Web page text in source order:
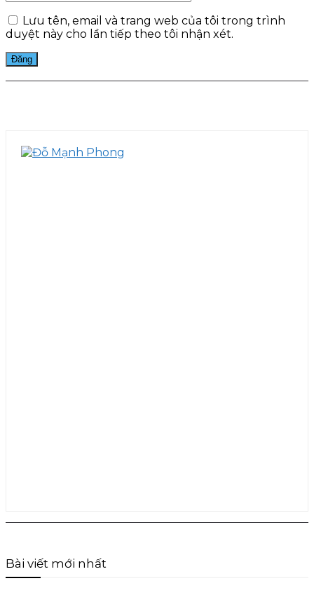
Lưu tên, email và trang web của tôi trong trình
duyệt này cho lần tiếp theo tôi nhận xét.
Bài viết mới nhất